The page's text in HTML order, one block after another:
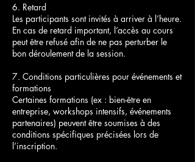
6. Retard
Les participants sont invités à arriver à l’heure.
En cas de retard important, l’accès au cours
peut être refusé afin de ne pas perturber le
bon déroulement de la session.
7. Conditions particulières pour événements et
formations
Certaines formations (ex : bien-être en
entreprise, workshops intensifs, événements
partenaires) peuvent être soumises à des
conditions spécifiques précisées lors de
l’inscription.